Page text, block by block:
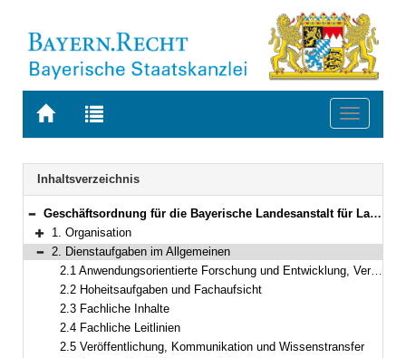
Zur
BAYERN.RECHT
Zur
letzten
Suche
Toggle
Navigation
Inhaltsverzeichnis
Bereich reduzieren
Geschäftsordnung für die Bayerische Landesanstalt für Landwirtschaft
Bereich erweitern
1. Organisation
Bereich reduzieren
2. Dienstaufgaben im Allgemeinen
2.1 Anwendungsorientierte Forschung und Entwicklung, Versuche
2.2 Hoheitsaufgaben und Fachaufsicht
2.3 Fachliche Inhalte
2.4 Fachliche Leitlinien
2.5 Veröffentlichung, Kommunikation und Wissenstransfer